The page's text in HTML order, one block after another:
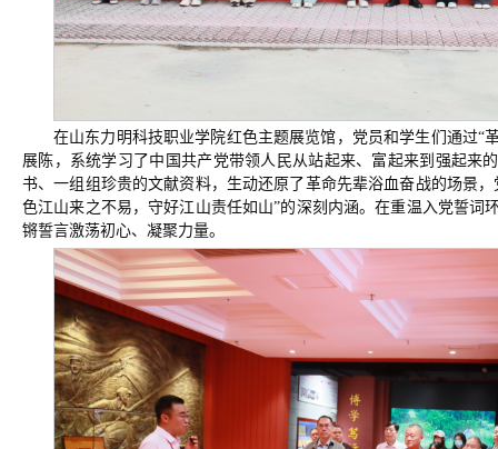
在山东力明科技职业学院红色主题展览馆， 党员和学生们 通过“
展陈，系统学习了中国共产党带领人民从站起来、富起来到强起来
书、一组组珍贵的文献资料，生动还原了革命先辈浴血奋战的场景，
色江山来之不易，守好江山责任如山”的深刻内涵。在重温入党誓词
锵誓言激荡初心、凝聚力量。